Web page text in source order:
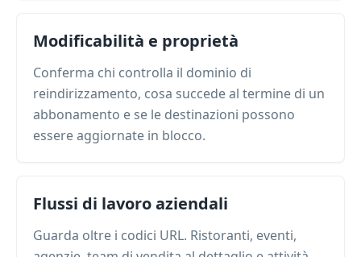
Modificabilità e proprietà
Conferma chi controlla il dominio di
reindirizzamento, cosa succede al termine di un
abbonamento e se le destinazioni possono
essere aggiornate in blocco.
Flussi di lavoro aziendali
Guarda oltre i codici URL. Ristoranti, eventi,